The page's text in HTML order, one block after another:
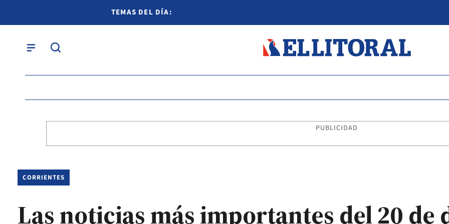
TEMAS DEL DÍA:
PUBLICIDAD
CORRIENTES
Las noticias más importantes del 20 de